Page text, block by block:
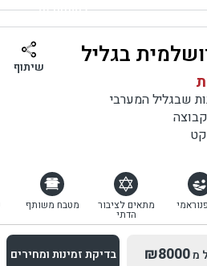
למתחם זה
בדיקת זמינות ומחירים
בגליל
שבגליל המערבי
שיתוף
מתאים לציבור
הדתי
מטבח משותף
מ₪8000 בדיקת זמינות ומחירים